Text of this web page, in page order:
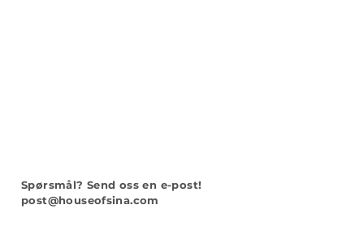
Spørsmål? Send oss en e-post!
post@houseofsina.com